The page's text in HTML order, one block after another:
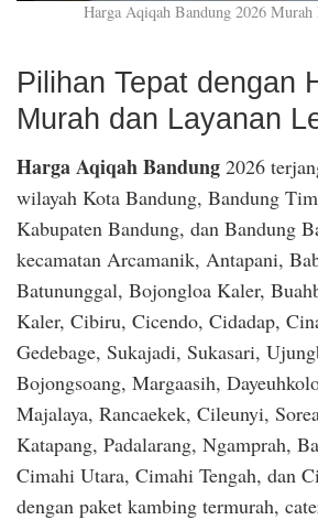
Harga Aqiqah Bandung 2026
Pilihan Tepat dengan
Murah dan Layanan
Harga Aqiqah Bandung 2026
wilayah Kota Bandung, Bandung
Kabupaten Bandung, dan Bandung
kecamatan Arcamanik, Antapani,
Batununggal, Bojongloa Kaler,
Kaler, Cibiru, Cicendo, Cidadap,
Gedebage, Sukajadi, Sukasari,
Bojongsoang, Margaasih,
Majalaya, Rancaekek, Cileunyi,
Katapang, Padalarang, Ngamprah,
Cimahi Utara, Cimahi Tengah, dan
dengan paket kambing termurah,